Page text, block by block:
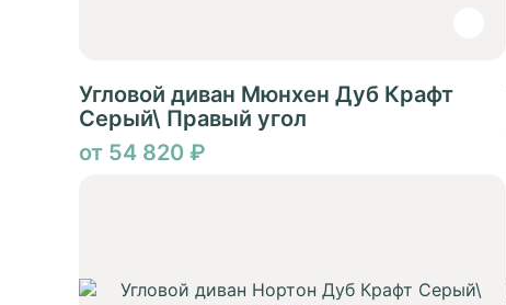
Угловой диван Мюнхен Дуб Крафт
Серый\ Правый угол
от 54 820 ₽